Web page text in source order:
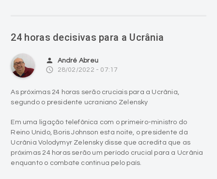
24 horas decisivas para a Ucrânia
person André Abreu
access_time 28/02/2022 - 07:17
As próximas 24 horas serão cruciais para a Ucrânia,
segundo o presidente ucraniano Zelensky
Em uma ligação telefônica com o primeiro-ministro do
Reino Unido, Boris Johnson esta noite, o presidente da
Ucrânia Volodymyr Zelensky disse que acredita que as
próximas 24 horas serão um período crucial para a Ucrânia
enquanto o combate continua pelo país.